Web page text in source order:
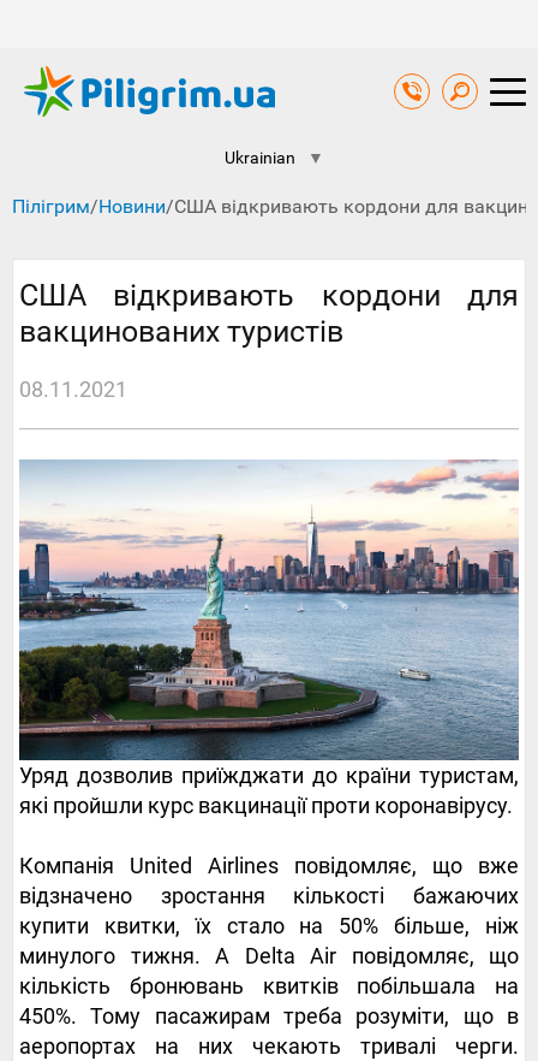
Ukrainian ▼
Пілігрим/Новини/США відкривають кордони для
США відкривають кордони для
вакцинованих туристів
08.11.2021
Уряд дозволив приїжджати до країни туристам,
які пройшли курс вакцинації проти коронавірусу.
Компанія United Airlines повідомляє, що вже
відзначено зростання кількості бажаючих
купити квитки, їх стало на 50% більше, ніж
минулого тижня. А Delta Air повідомляє, що
кількість бронювань квитків побільшала на
450%. Тому пасажирам треба розуміти, що в
аеропортах на них чекають тривалі черги.